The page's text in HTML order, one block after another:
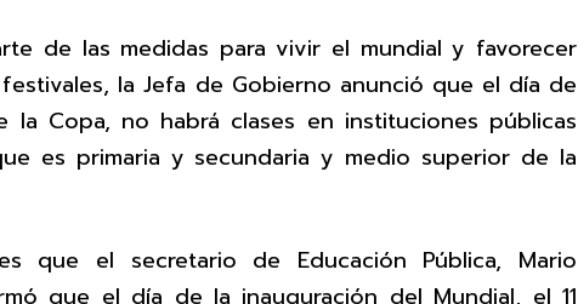
de las medidas para vivir el mundial y favorecer
la Jefa de Gobierno anunció que el día de
la Copa, no habrá clases en instituciones públicas
es primaria y secundaria y medio superior de la
que el secretario de Educación Pública, Mario
que el día de la inauguración del Mundial, el 11